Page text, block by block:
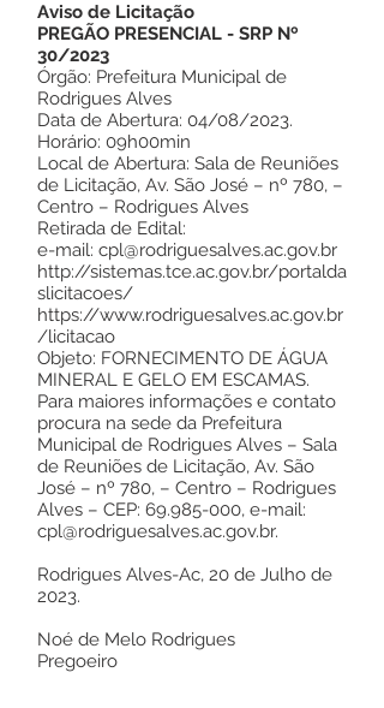
Aviso de Licitação
PREGÃO PRESENCIAL - SRP Nº
30/2023
Órgão: Prefeitura Municipal de
Rodrigues Alves
Data de Abertura: 04/08/2023.
Horário: 09h00min
Local de Abertura: Sala de Reuniões
de Licitação, Av. São José – nº 780, –
Centro – Rodrigues Alves
Retirada de Edital:
e-mail: cpl@rodriguesalves.ac.gov.br
http://sistemas.tce.ac.gov.br/portalda
slicitacoes/
https://www.rodriguesalves.ac.gov.br
/licitacao
Objeto: FORNECIMENTO DE ÁGUA
MINERAL E GELO EM ESCAMAS.
Para maiores informações e contato
procura na sede da Prefeitura
Municipal de Rodrigues Alves – Sala
de Reuniões de Licitação, Av. São
José – nº 780, – Centro – Rodrigues
Alves – CEP: 69.985-000, e-mail:
cpl@rodriguesalves.ac.gov.br.
Rodrigues Alves-Ac, 20 de Julho de
2023.
Noé de Melo Rodrigues
Pregoeiro